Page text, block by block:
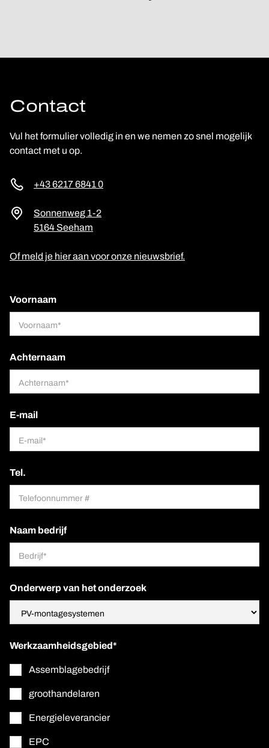
Contact
Vul het formulier volledig in en we nemen zo snel mogelijk
contact met u op.
+43 6217 6841 0
Sonnenweg 1-2
5164 Seeham
Of meld je hier aan voor onze nieuwsbrief.
Voornaam
Achternaam
E-mail
Tel.
Naam bedrijf
Onderwerp van het onderzoek
Werkzaamheidsgebied*
Assemblagebedrijf
groothandelaren
Energieleverancier
EPC